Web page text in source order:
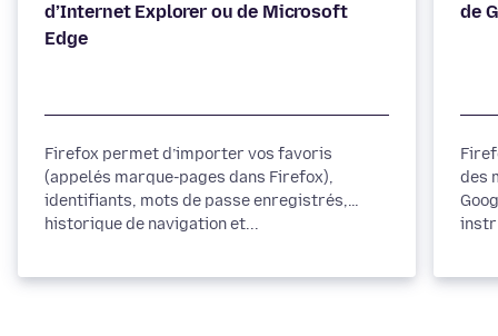
d’Internet Explorer ou de Microsoft
Edge
Firefox permet d’importer vos favoris
(appelés marque-pages dans Firefox),
identifiants, mots de passe enregistrés,
historique de navigation et...
des